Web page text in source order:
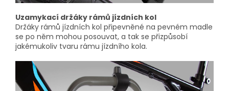
Uzamykací držáky rámů jízdních kol
Držáky rámů jízdních kol připevněné na pevném madle
se po něm mohou posouvat, a tak se přizpůsobí
jakémukoliv tvaru rámu jízdního kola.